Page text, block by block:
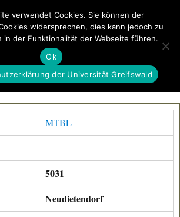
MENÜ
MTBL
5031
Neudietendorf
verwendet Cookies. Sie können der
widersprechen, dies kann jedoch zu
in der Funktionalität der Webseite führen.
Ok
der Universität Greifswald